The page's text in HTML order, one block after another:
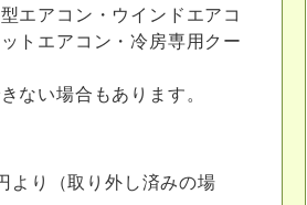
エアコン・ウインドエアコ
トエアコン・冷房専用クー
ない場合もあります。
より
（取り外し済みの場